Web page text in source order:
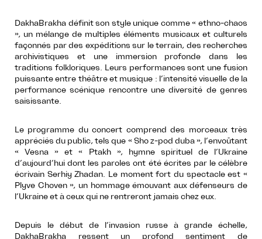
DakhaBrakha définit son style unique comme « ethno-chaos
», un mélange de multiples éléments musicaux et culturels
façonnés par des expéditions sur le terrain, des recherches
archivistiques et une immersion profonde dans les
traditions folkloriques. Leurs performances sont une fusion
puissante entre théâtre et musique : l’intensité visuelle de la
performance scénique rencontre une diversité de genres
saisissante.
Le programme du concert comprend des morceaux très
appréciés du public, tels que « Sho z-pod duba », l’envoûtant
« Vesna » et « Ptakh », hymne spirituel de l’Ukraine
d’aujourd’hui dont les paroles ont été écrites par le célèbre
écrivain Serhiy Zhadan. Le moment fort du spectacle est «
Plyve Choven », un hommage émouvant aux défenseurs de
l’Ukraine et à ceux qui ne rentreront jamais chez eux.
Depuis le début de l’invasion russe à grande échelle,
DakhaBrakha ressent un profond sentiment de